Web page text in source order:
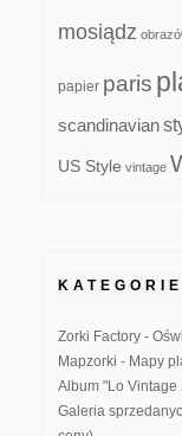
mosiądz
papier paris
scandinavian
US Style vintage
Zorki Factory -
Mapzorki - Mapy
Album "Lo Vintage
Galeria